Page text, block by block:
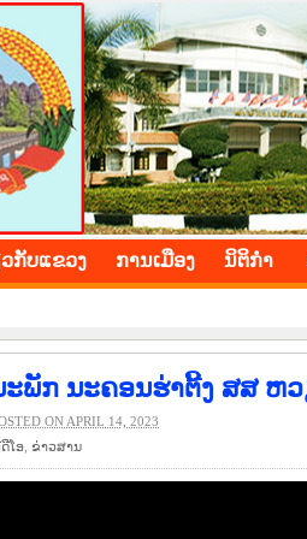
ກັບ​ແຂວງ ​ການ​ເມືອງ ນິ​ຕິ​ກຳ
ະພັກ ນະຄອນຮ່າຕີ້ງ ສສ ຫ
ON APRIL 14, 2023
ໂອ ​ຂ່າວ​ສານ